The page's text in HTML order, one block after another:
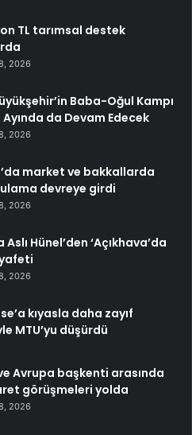
TL tarımsal destek
2026
Baba-Oğul Kampı
da Devam Edecek
2026
market ve bakkallarda
devreye girdi
2026
Aslı Hünel’den ‘Açıkhava’da
2026
kıyasla daha zayıf
MTU’yu düşürdü
Avrupa başkenti arasında
görüşmeleri yolda
2026